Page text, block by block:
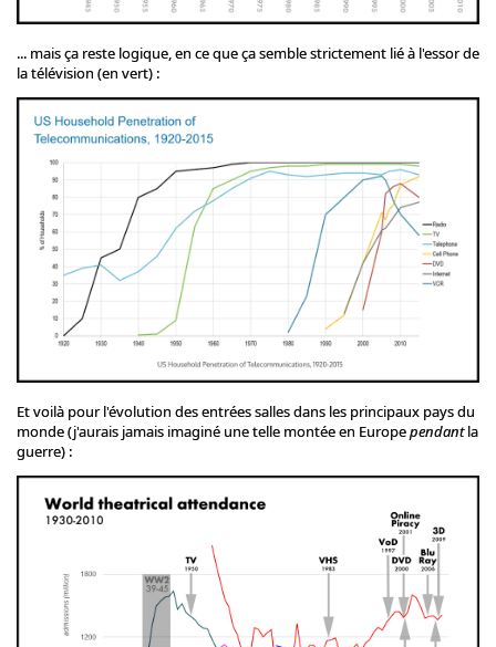
... mais ça reste logique, en ce que ça semble strictement lié à l'essor de
la télévision (en vert) :
Et voilà pour l'évolution des entrées salles dans les principaux pays du
monde (j'aurais jamais imaginé une telle montée en Europependantla
guerre) :